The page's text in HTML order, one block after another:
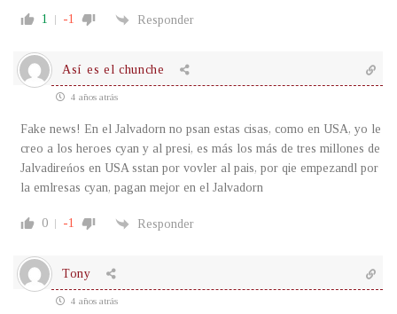
1 -1 Responder
Así es el chunche
4 años atrás
Fake news! En el Jalvadorn no psan estas cisas, como en USA, yo le
creo a los heroes cyan y al presi, es más los más de tres millones de
Jalvadireńos en USA sstan por vovler al pais, por qie empezandl por
la emlresas cyan, pagan mejor en el Jalvadorn
0 -1 Responder
Tony
4 años atrás